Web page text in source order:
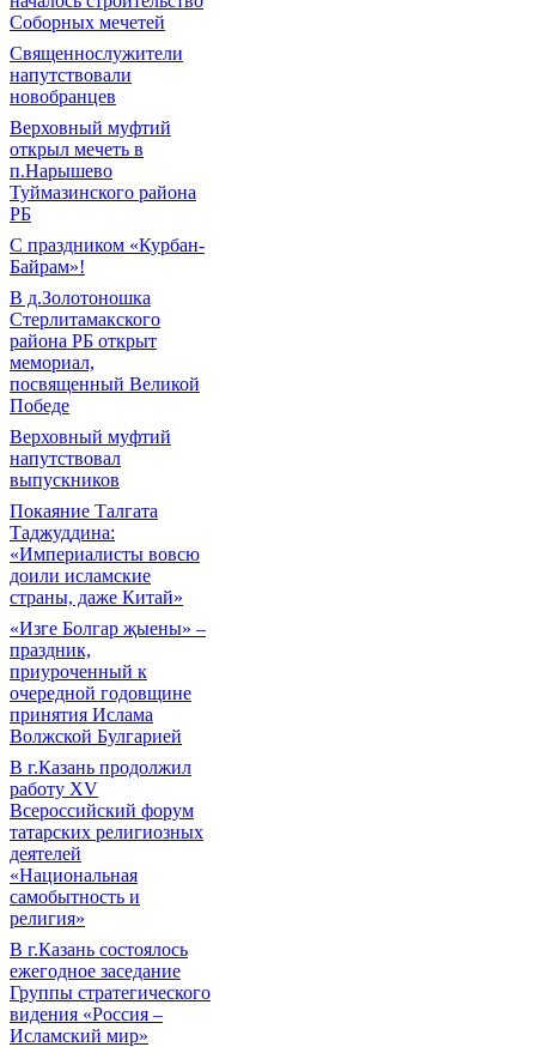
Соборных мечетей
Священнослужители
напутствовали
новобранцев
Верховный муфтий
открыл мечеть в
п.Нарышево
Туймазинского района
РБ
С праздником «Курбан-
Байрам»!
В д.Золотоношка
Стерлитамакского
района РБ открыт
мемориал,
посвященный Великой
Победе
Верховный муфтий
напутствовал
выпускников
Покаяние Талгата
Таджуддина:
«Империалисты вовсю
доили исламские
страны, даже Китай»
«Изге Болгар җыены» –
праздник,
приуроченный к
очередной годовщине
принятия Ислама
Волжской Булгарией
В г.Казань продолжил
работу XV
Всероссийский форум
татарских религиозных
деятелей
«Национальная
самобытность и
религия»
В г.Казань состоялось
ежегодное заседание
Группы стратегического
видения «Россия –
Исламский мир»